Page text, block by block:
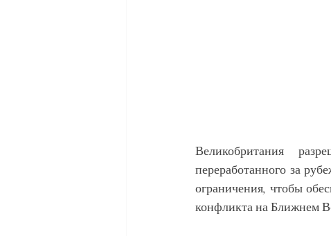
Великобритания
переработанного за
ограничения, чтобы
конфликта на Ближнем